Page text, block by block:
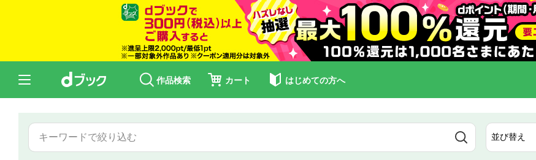
作品検索 カート はじめての方へ